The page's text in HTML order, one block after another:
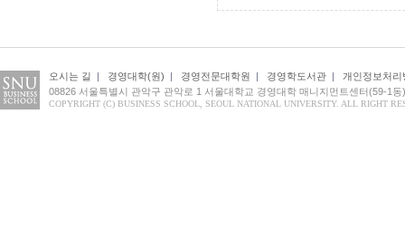
오시는 길 경영대학(원) 경영전문대학원 경영학도서관
개인정보처리
08826 서울특별시 관악구 관악로 1 서울대학교 경영대학 매니지먼트센터(59-1
COPYRIGHT (C) BUSINESS SCHOOL, SEOUL NATIONAL UNIVERSITY. ALL RIGHT